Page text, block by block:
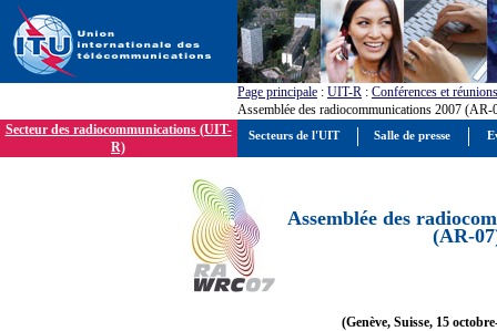
Page principale : UIT-R : Conférences et réunions
Assemblée des radiocommunications 2007 (AR-
Secteur des radiocommunications (UIT-
R)
Assemblée des
(AR-
(Genève, Suisse, 15
Secteurs de l'UIT Salle de presse